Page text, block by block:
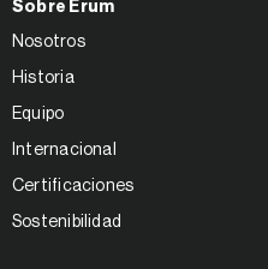
Sobre Erum
Nosotros
Historia
Equipo
Internacional
Certificaciones
Sostenibilidad